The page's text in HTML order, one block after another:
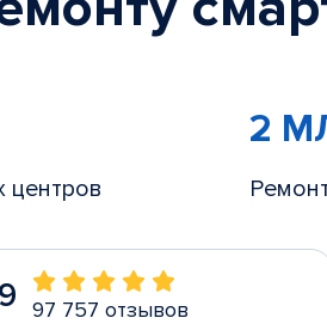
центров
2
97 757 отзывов